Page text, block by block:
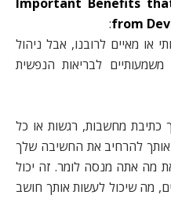
from
:
או מאיים לרובנו, אבל ניהול
משמעותיים לבריאות הנפשית
כתיבת מחשבות, רגשות או כל
להרחיב את החשיבה שלך
מה אתה מנסה לומר. זה יכול
מה שיכול לעשות אותך חושב